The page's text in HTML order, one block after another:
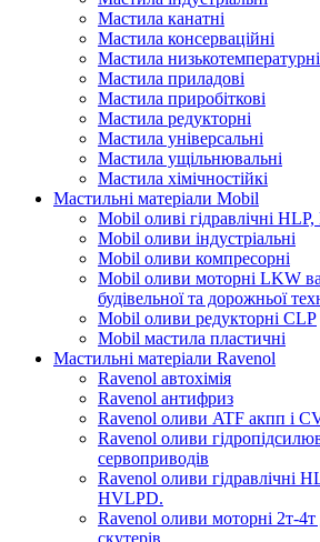
Мастила канатні
Мастила консерваційні
Мастила низькотемпературні
Мастила приладові
Мастила приробіткові
Мастила редукторні
Мастила універсальні
Мастила ущільнювальні
Мастила хімічностійкі
Мастильні матеріали Mobil
Mobil оливі гідравлічні
Mobil оливи індустріальні
Mobil оливи компресорні
Mobil оливи моторні LKW
будівельної та дорожньої
Mobil оливи редукторні CLP
Mobil мастила пластичні
Мастильні матеріали Ravenol
Ravenol автохімія
Ravenol антифриз
Ravenol оливи ATF акпп і
Ravenol оливи
сервоприводів
Ravenol оливи гідравлічні
HVLPD.
Ravenol оливи моторні 2т-4т
скутерів